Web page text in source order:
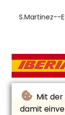
Mit der
damit
S.Martinez--